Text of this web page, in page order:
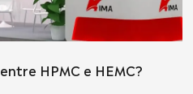
HPMC e HEMC?